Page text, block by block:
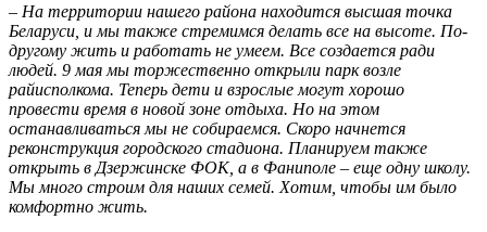
– На территории нашего района находится высшая точка
Беларуси, и мы также стремимся делать все на высоте. По-
другому жить и работать не умеем. Все создается ради
людей. 9 мая мы торжественно открыли парк возле
райисполкома. Теперь дети и взрослые могут хорошо
провести время в новой зоне отдыха. Но на этом
останавливаться мы не собираемся. Скоро начнется
реконструкция городского стадиона. Планируем также
открыть в Дзержинске ФОК, а в Фаниполе – еще одну школу.
Мы много строим для наших семей. Хотим, чтобы им было
комфортно жить.